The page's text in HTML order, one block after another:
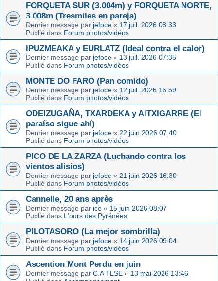
FORQUETA SUR (3.004m) y FORQUETA NORTE,
3.008m (Tresmiles en pareja)
Dernier message par jefoce « 17 juil. 2026 08:33
Publié dans Forum photos/vidéos
IPUZMEAKA y EURLATZ (Ideal contra el calor)
Dernier message par jefoce « 13 juil. 2026 07:35
Publié dans Forum photos/vidéos
MONTE DO FARO (Pan comido)
Dernier message par jefoce « 12 juil. 2026 16:59
Publié dans Forum photos/vidéos
ODEIZUGAÑA, TXARDEKA y AITXIGARRE (El
paraíso sigue ahí)
Dernier message par jefoce « 22 juin 2026 07:40
Publié dans Forum photos/vidéos
PICO DE LA ZARZA (Luchando contra los
vientos alisios)
Dernier message par jefoce « 21 juin 2026 16:30
Publié dans Forum photos/vidéos
Cannelle, 20 ans après
Dernier message par ice « 15 juin 2026 08:07
Publié dans L'ours des Pyrénées
PILOTASORO (La mejor sombrilla)
Dernier message par jefoce « 14 juin 2026 09:04
Publié dans Forum photos/vidéos
Ascention Mont Perdu en juin
Dernier message par C.A TLSE « 13 mai 2026 13:46